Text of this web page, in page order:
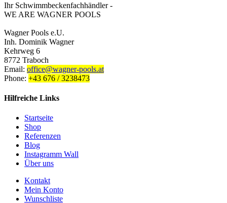
Ihr Schwimmbeckenfachhändler -
WE ARE WAGNER POOLS
Wagner Pools e.U.
Inh. Dominik Wagner
Kehrweg 6
8772 Traboch
Email: office@wagner-pools.at
Phone: +43 676 / 3238473
Hilfreiche Links
Startseite
Shop
Referenzen
Blog
Instagramm Wall
Über uns
Kontakt
Mein Konto
Wunschliste